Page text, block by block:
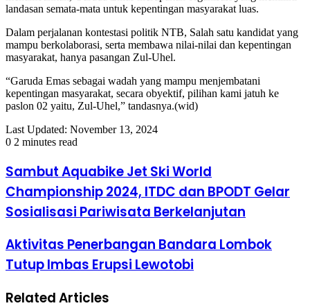
landasan semata-mata untuk kepentingan masyarakat luas.
Dalam perjalanan kontestasi politik NTB, Salah satu kandidat yang
mampu berkolaborasi, serta membawa nilai-nilai dan kepentingan
masyarakat, hanya pasangan Zul-Uhel.
“Garuda Emas sebagai wadah yang mampu menjembatani
kepentingan masyarakat, secara obyektif, pilihan kami jatuh ke
paslon 02 yaitu, Zul-Uhel,” tandasnya.(wid)
Last Updated: November 13, 2024
0 2 minutes read
Sambut Aquabike Jet Ski World
Championship 2024, ITDC dan BPODT Gelar
Sosialisasi Pariwisata Berkelanjutan
Aktivitas Penerbangan Bandara Lombok
Tutup Imbas Erupsi Lewotobi
Related Articles